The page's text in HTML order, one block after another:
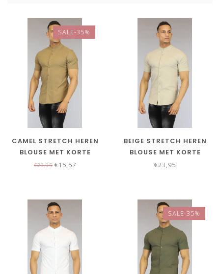
SALE-35%
CAMEL STRETCH HEREN
BLOUSE MET KORTE
MOUWEN
€23,95 €15,57
BEIGE STRETCH HEREN
BLOUSE MET KORTE
MOUWEN
€23,95
SALE-35%